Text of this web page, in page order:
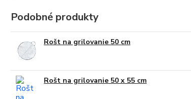
Podobné produkty
Rošt na grilovanie 50 cm
Rošt na grilovanie 50 x 55 cm